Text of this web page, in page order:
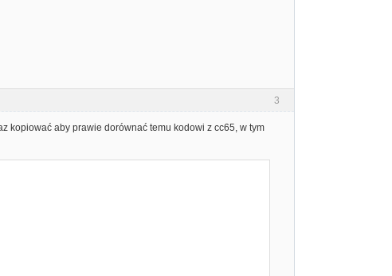
3
kopiować aby prawie dorównać temu kodowi z cc65, w tym